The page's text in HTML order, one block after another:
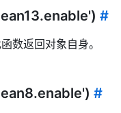
#
数返回对象自身。
#